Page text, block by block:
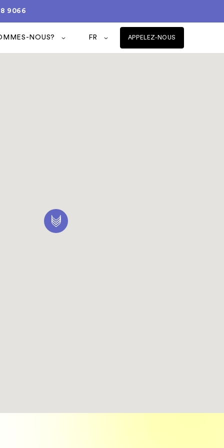
9066
NOUS? FR APPELEZ-NOUS